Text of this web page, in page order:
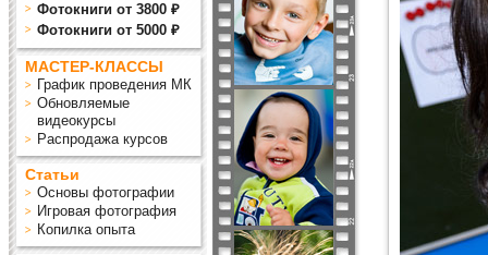
Фотокниги от 3800 ₽
Фотокниги от 5000 ₽
МАСТЕР-КЛАССЫ
График проведения МК
Обновляемые
видеокурсы
Распродажа курсов
Статьи
Основы фотографии
Игровая фотография
Копилка опыта